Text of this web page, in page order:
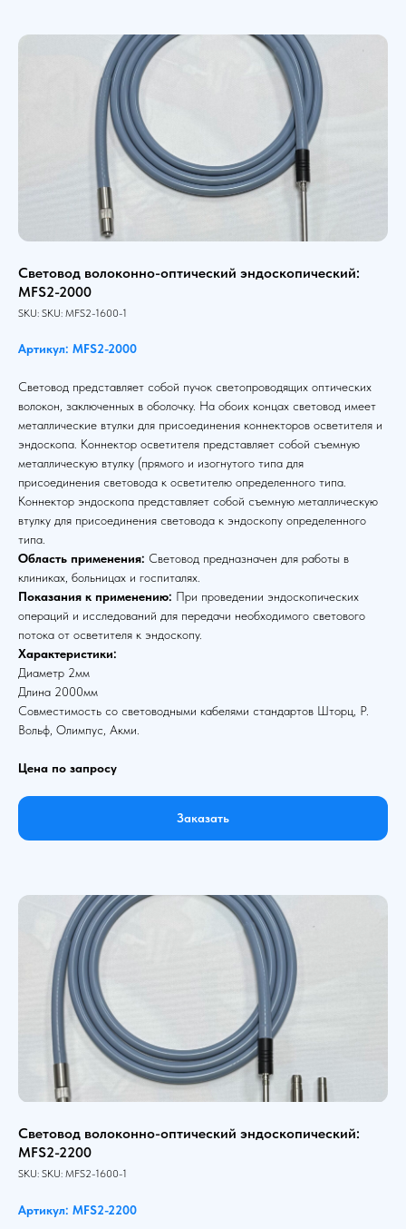
Световод волоконно-оптический эндоскопический:
MFS2-2000
SKU: SKU: MFS2-1600-1
Артикул: MFS2-2000
Световод представляет собой пучок светопроводящих оптических
волокон, заключенных в оболочку. На обоих концах световод имеет
металлические втулки для присоединения коннекторов осветителя и
эндоскопа. Коннектор осветителя представляет собой съемную
металлическую втулку (прямого и изогнутого типа для
присоединения световода к осветителю определенного типа.
Коннектор эндоскопа представляет собой съемную металлическую
втулку для присоединения световода к эндоскопу определенного
типа.
Область применения: Световод предназначен для работы в
клиниках, больницах и госпиталях.
Показания к применению: При проведении эндоскопических
операций и исследований для передачи необходимого светового
потока от осветителя к эндоскопу.
Характеристики:
Диаметр 2мм
Длина 2000мм
Совместимость со световодными кабелями стандартов Шторц, Р.
Вольф, Олимпус, Акми.
Цена по запросу
Заказать
Световод волоконно-оптический эндоскопический:
MFS2-2200
SKU: SKU: MFS2-1600-1
Артикул: MFS2-2200